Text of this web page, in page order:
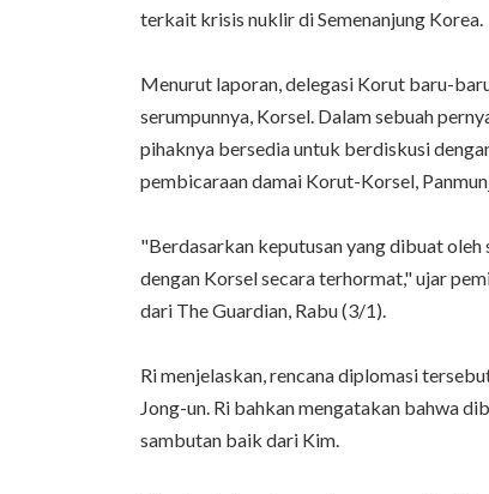
terkait krisis nuklir di Semenanjung Korea.
Menurut laporan, delegasi Korut baru-
serumpunnya, Korsel. Dalam sebuah
pihaknya bersedia untuk berdiskusi
pembicaraan damai Korut-Korsel,
"Berdasarkan keputusan yang dibuat
dengan Korsel secara terhormat," ujar
dari The Guardian, Rabu (3/1).
Ri menjelaskan, rencana diplomasi
Jong-un. Ri bahkan mengatakan bahwa
sambutan baik dari Kim.